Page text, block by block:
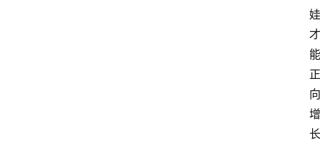
娃
才
能
正
向
增
长